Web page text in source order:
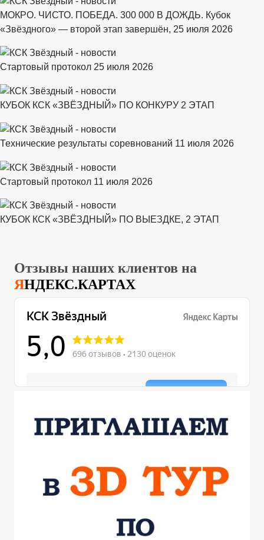
МОКРО. ЧИСТО. ПОБЕДА. 300 000 В ДОЖДЬ. Кубок
«Звёздного» — второй этап завершён, 25 июля 2026
Стартовый протокол 25 июля 2026
КУБОК КСК «ЗВЁЗДНЫЙ» ПО КОНКУРУ 2 ЭТАП
Технические результаты соревнований 11 июля 2026
Стартовый протокол 11 июля 2026
КУБОК КСК «ЗВЁЗДНЫЙ» ПО ВЫЕЗДКЕ, 2 ЭТАП
Отзывы наших клиентов на
ЯНДЕКС.КАРТАХ